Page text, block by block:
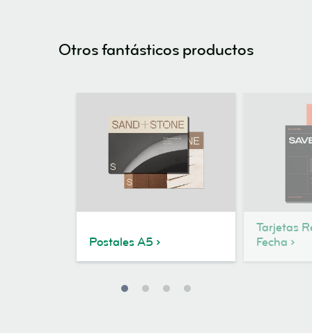
Otros fantásticos productos
Postales A5
Tarjetas
Fecha